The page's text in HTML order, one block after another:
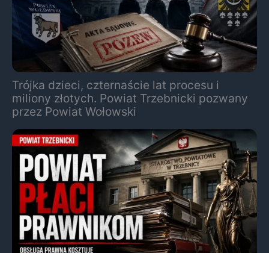
Trójka dzieci, czternaście lat procesu i
miliony złotych. Powiat Trzebnicki pozwany
przez Powiat Wołowski